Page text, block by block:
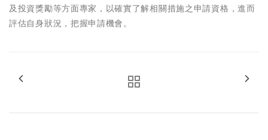
及投資獎勵等方面專家，以確實了解相關措施之申請資格，進而
評估自身狀況，把握申請機會。